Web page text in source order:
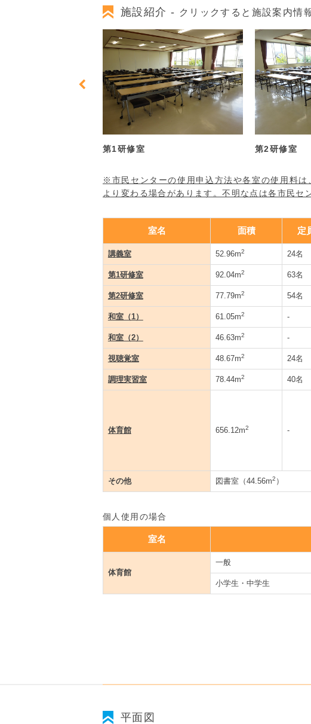
施設紹介 - クリックすると施設案内情
第2研修室 和室（1）
※市民センターの使用申込方法や各室の使用料
より変わる場合があります。不明な点は各市民セ
室名 面積 定
講義室 52.96m2 24名
第1研修室 92.04m2 63名
第2研修室 77.79m2 54名
和室（1） 61.05m2 -
和室（2） 46.63m2 -
視聴覚室 48.67m2 24名
調理実習室 78.44m2 40名
体育館 656.12m2 -
その他 図書室（44.56m2 ）
個人使用の場合
室名
体育館
一般
小学生・中学生
平面図